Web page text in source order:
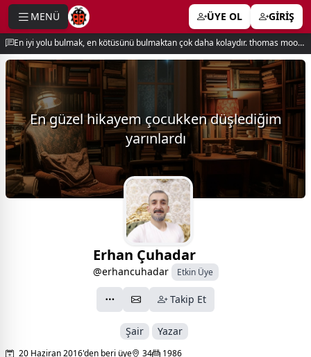
MENÜ ÜYE OL GİRİŞ
En iyi yolu bulmak, en kötüsünü bulmaktan çok daha kolaydır. thomas moore
En güzel hikayem çocukken düşlediğim
yarınlardı
Erhan Çuhadar
@erhancuhadar Etkin Üye
Takip Et
Şair Yazar
20 Haziran 2016'den beri üye 34 1986
menu